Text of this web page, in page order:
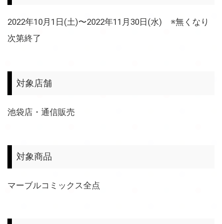
2022年10月1日(土)〜2022年11月30日(水) ※無くなり
次第終了
対象店舗
池袋店・通信販売
対象商品
マーブルコミックス全点